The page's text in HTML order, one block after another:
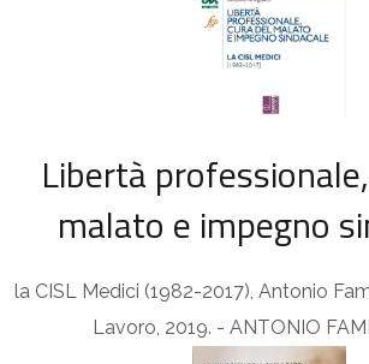
Libertà
malato e impegno
la CISL Medici (1982-2017), Antonio
Lavoro, 2019. - ANTONIO